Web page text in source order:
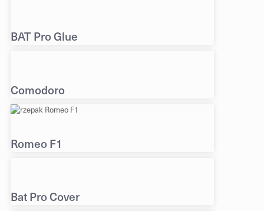
BAT Pro Glue
Comodoro
Romeo F1
Bat Pro Cover